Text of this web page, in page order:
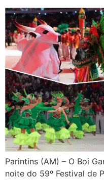
Parintins (AM) – O Boi
noite do 59º Festival de